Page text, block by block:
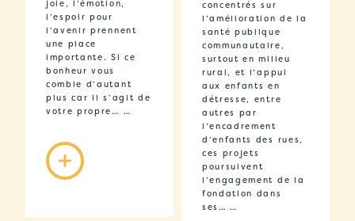
joie, l’émotion,
l’espoir pour
l’avenir prennent
une place
importante. Si ce
bonheur vous
comble d’autant
plus car il s’agit de
votre propre… …
concentrés sur
l’amélioration de la
santé publique
communautaire,
surtout en milieu
rural, et l’appui
aux enfants en
détresse, entre
autres par
l’encadrement
d’enfants des rues,
ces projets
poursuivent
l’engagement de la
fondation dans
ses… …